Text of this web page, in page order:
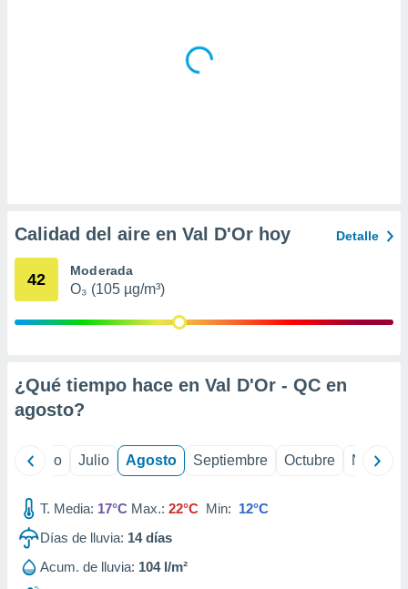
del
de
a través
de
de
con el
publicidad
publicidad
Calidad del aire en Val D'Or hoy Detalle
42 Moderada
O₃ (105 µg/m³)
¿Qué tiempo hace en Val D'Or - QC en
agosto?
Junio Julio Agosto Septiembre Octubre
T. Media: 17°C Max.: 22°C Min: 12°C
Días de lluvia: 14días
Acum. de lluvia: 104 l/m²